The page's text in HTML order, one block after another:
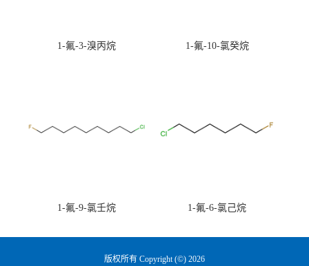
1-氟-3-溴丙烷 1-氟-10-氯癸烷
1-氟-9-氯壬烷 1-氟-6-氯己烷
版权所有 Copyright (©) 2026